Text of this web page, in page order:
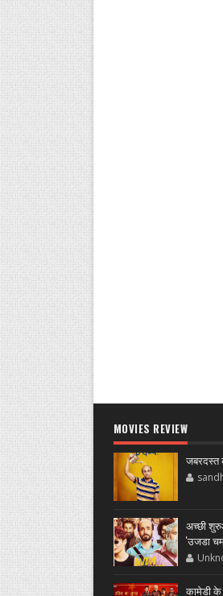
MOVIES REVIEW
जबरदस्त
अच्छी
'उजडा
कामेडी